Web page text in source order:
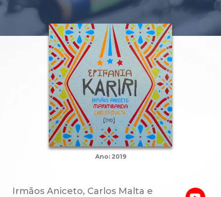
Ano: 2019
Irmãos Aniceto, Carlos Malta e